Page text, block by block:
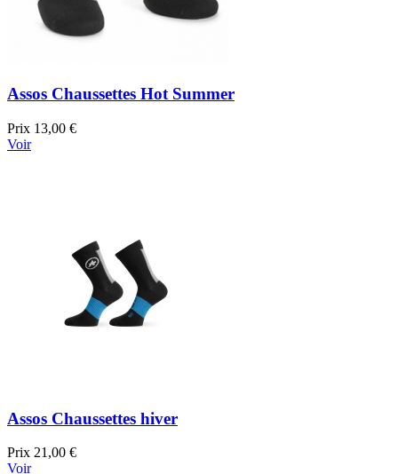
Assos Chaussettes Hot Summer
Prix 13,00 €
Voir
Assos Chaussettes hiver
Prix 21,00 €
Voir